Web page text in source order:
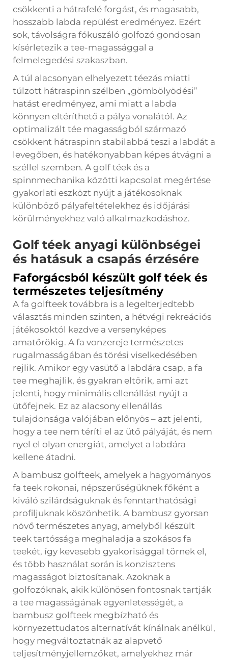
csökkenti a hátrafelé forgást, és magasabb,
hosszabb labda repülést eredményez. Ezért
sok, távolságra fókuszáló golfozó gondosan
kísérletezik a tee-magassággal a
felmelegedési szakaszban.
A túl alacsonyan elhelyezett téezás miatti
túlzott hátraspinn szélben „gömbölyödési”
hatást eredményez, ami miatt a labda
könnyen eltéríthető a pálya vonalától. Az
optimalizált tée magasságból származó
csökkent hátraspinn stabilabbá teszi a labdát a
levegőben, és hatékonyabban képes átvágni a
széllel szemben. A golf téek és a
spinnmechanika közötti kapcsolat megértése
gyakorlati eszközt nyújt a játékosoknak
különböző pályafeltételekhez és időjárási
körülményekhez való alkalmazkodáshoz.
Golf téek anyagi különbségei
és hatásuk a csapás érzésére
Faforgácsból készült golf téek és
természetes teljesítmény
A fa golfteek továbbra is a legelterjedtebb
választás minden szinten, a hétvégi rekreációs
játékosoktól kezdve a versenyképes
amatőrökig. A fa vonzereje természetes
rugalmasságában és törési viselkedésében
rejlik. Amikor egy vasütő a labdára csap, a fa
tee meghajlik, és gyakran eltörik, ami azt
jelenti, hogy minimális ellenállást nyújt a
ütőfejnek. Ez az alacsony ellenállás
tulajdonsága valójában előnyös – azt jelenti,
hogy a tee nem téríti el az ütő pályáját, és nem
nyel el olyan energiát, amelyet a labdára
kellene átadni.
A bambusz golfteek, amelyek a hagyományos
fa teek rokonai, népszerűségüknek főként a
kiváló szilárdságuknak és fenntarthatósági
profiljuknak köszönhetik. A bambusz gyorsan
növő természetes anyag, amelyből készült
teek tartóssága meghaladja a szokásos fa
teekét, így kevesebb gyakorisággal törnek el,
és több használat során is konzisztens
magasságot biztosítanak. Azoknak a
golfozóknak, akik különösen fontosnak tartják
a tee magasságának egyenletességét, a
bambusz golfteek megbízható és
környezettudatos alternatívát kínálnak anélkül,
hogy megváltoztatnák az alapvető
teljesítményjellemzőket, amelyekhez már